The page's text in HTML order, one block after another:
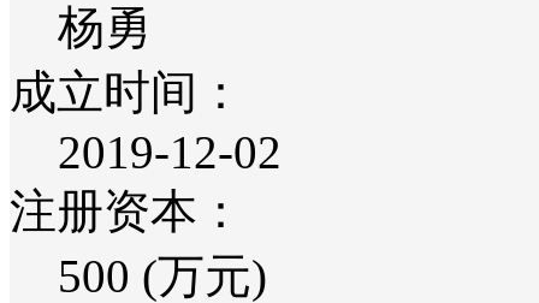
杨勇
成立时间：
2019-12-02
注册资本：
500 (万元)